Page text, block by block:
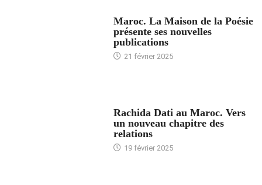
Maroc. La Maison de la Poésie
présente ses nouvelles
publications
21 février 2025
Rachida Dati au Maroc. Vers
un nouveau chapitre des
relations
19 février 2025